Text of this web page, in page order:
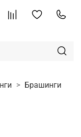
Брашинги